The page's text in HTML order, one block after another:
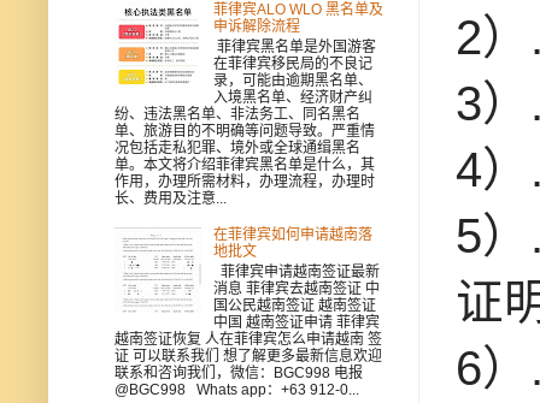
2
3
4
5
证
6
菲律宾ALO WLO 黑名单及
申诉解除流程
菲律宾黑名单是外国游客
在菲律宾移民局的不良记
录，可能由逾期黑名单、
入境黑名单、经济财产纠
纷、违法黑名单、非法务工、同名黑名
单、旅游目的不明确等问题导致。严重情
况包括走私犯罪、境外或全球通缉黑名
单。本文将介绍菲律宾黑名单是什么，其
作用，办理所需材料，办理流程，办理时
长、费用及注意...
在菲律宾如何申请越南落
地批文
菲律宾申请越南签证最新
消息 菲律宾去越南签证 中
国公民越南签证 越南签证
中国 越南签证申请 菲律宾
越南签证恢复 人在菲律宾怎么申请越南 签
证 可以联系我们 想了解更多最新信息欢迎
联系和咨询我们，微信：BGC998 电报
@BGC998 Whats app：+63 912-0...